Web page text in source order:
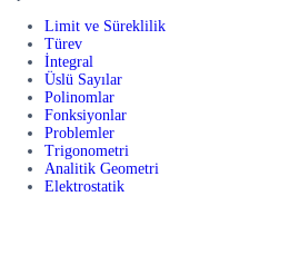
Limit ve Süreklilik
Türev
İntegral
Üslü Sayılar
Polinomlar
Fonksiyonlar
Problemler
Trigonometri
Analitik Geometri
Elektrostatik